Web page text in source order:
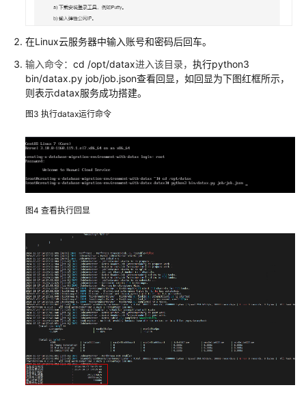
容
化
上
云
服
务
器
迁
移
云
基
于
Discuz
快
速
建
论
坛
在Linux云服务器中输入账号和密码后回车。
输入命令： cd /opt/datax进入该目录， 执行python3
bin/datax.py job/job.json查看回显，如回显为下图红框所示，
则表示datax服务成功搭建。
图3 执行datax运行命令
图4 查看执行回显